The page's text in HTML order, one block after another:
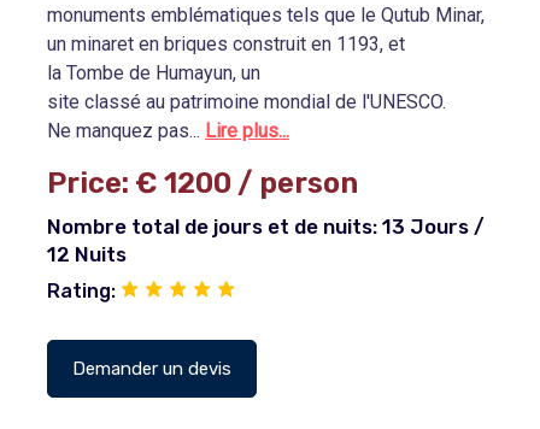
monuments emblématiques tels que le Qutub Minar,
un minaret en briques construit en 1193, et
la Tombe de Humayun, un
site classé au patrimoine mondial de l'UNESCO.
Ne manquez pas... Lire plus...
Price: € 1200 / person
Nombre total de jours et de nuits: 13 Jours /
12 Nuits
Rating:
Demander un devis